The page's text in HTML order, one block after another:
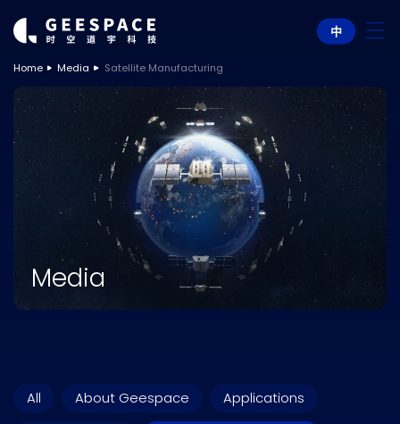
中
Home Media Satellite Manufacturing
Media
All About Geespace
Applications